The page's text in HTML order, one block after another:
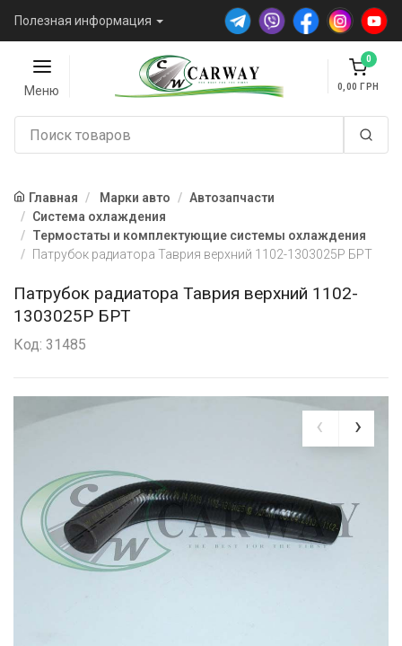
Полезная информация
Меню
0
0,00
Главная Марки авто
Автозапчасти
Система охлаждения
Термостаты и комплектующие системы охлаждения
Патрубок радиатора Таврия верхний 1102-1303025Р БРТ
Патрубок радиатора Таврия верхний 1102-
1303025Р БРТ
Код: 31485